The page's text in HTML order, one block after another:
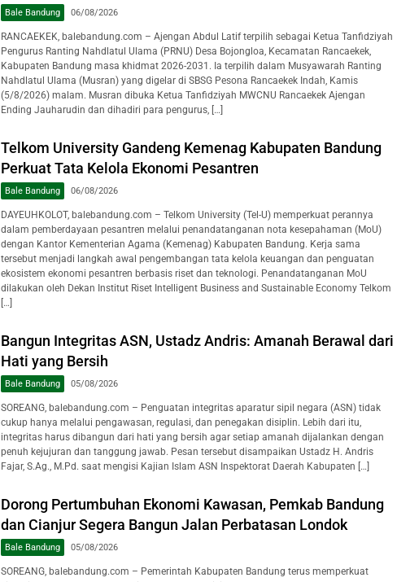
Bale Bandung 06/08/2026
RANCAEKEK, balebandung.com – Ajengan Abdul Latif terpilih sebagai Ketua Tanfidziyah
Pengurus Ranting Nahdlatul Ulama (PRNU) Desa Bojongloa, Kecamatan Rancaekek,
Kabupaten Bandung masa khidmat 2026-2031. Ia terpilih dalam Musyawarah Ranting
Nahdlatul Ulama (Musran) yang digelar di SBSG Pesona Rancaekek Indah, Kamis
(5/8/2026) malam. Musran dibuka Ketua Tanfidziyah MWCNU Rancaekek Ajengan
Ending Jauharudin dan dihadiri para pengurus, […]
Telkom University Gandeng Kemenag Kabupaten Bandung
Perkuat Tata Kelola Ekonomi Pesantren
Bale Bandung 06/08/2026
DAYEUHKOLOT, balebandung.com – Telkom University (Tel-U) memperkuat perannya
dalam pemberdayaan pesantren melalui penandatanganan nota kesepahaman (MoU)
dengan Kantor Kementerian Agama (Kemenag) Kabupaten Bandung. Kerja sama
tersebut menjadi langkah awal pengembangan tata kelola keuangan dan penguatan
ekosistem ekonomi pesantren berbasis riset dan teknologi. Penandatanganan MoU
dilakukan oleh Dekan Institut Riset Intelligent Business and Sustainable Economy Telkom
[…]
Bangun Integritas ASN, Ustadz Andris: Amanah Berawal dari
Hati yang Bersih
Bale Bandung 05/08/2026
SOREANG, balebandung.com – Penguatan integritas aparatur sipil negara (ASN) tidak
cukup hanya melalui pengawasan, regulasi, dan penegakan disiplin. Lebih dari itu,
integritas harus dibangun dari hati yang bersih agar setiap amanah dijalankan dengan
penuh kejujuran dan tanggung jawab. Pesan tersebut disampaikan Ustadz H. Andris
Fajar, S.Ag., M.Pd. saat mengisi Kajian Islam ASN Inspektorat Daerah Kabupaten […]
Dorong Pertumbuhan Ekonomi Kawasan, Pemkab Bandung
dan Cianjur Segera Bangun Jalan Perbatasan Londok
Bale Bandung 05/08/2026
SOREANG, balebandung.com – Pemerintah Kabupaten Bandung terus memperkuat